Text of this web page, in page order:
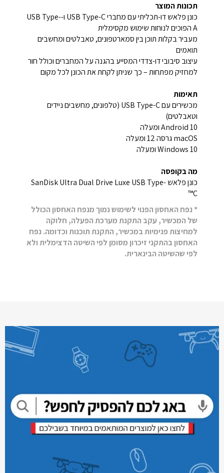
תכונות המוצר
כונן פלאש דו-תכליתי עם מחברי USB Type-C ו-USB Type-
A הפוכים לנוחות שימוש מקסימלית
מעביר בקלות תוכן בין סמארטפונים, טאבלטים ומחשבים
תואמים
עיצוב סיבובי דו-צדדי המסייע בהגנה על המחברים וכולל חור
למחזיק מפתחות – כך שניתן לקחת את הכונן לכל מקום
תאימות
מכשירים עם USB Type-C (טלפונים, מחשבים ניידים
וטאבלטים)
Android 10 ומעלה
macOS גרסה 12 ומעלה
Windows 10 ומעלה
מה בקופסה
כונן פלאש SanDisk Ultra Dual Drive Luxe USB Type-
C™
* נפח האחסון הפנוי לשימוש נמוך מנפח האחסון הכולל
של המכשיר, עקב התקנת מערכת הפעלה, חלוקה
למחיצות פנימיות במכשיר, התקנת תוכנות וכדומה. נפח
האחסון בהתקני זיכרון מסומן לפי השיטה הדצימלית ולא
לפי שהשיטה הבינארית.